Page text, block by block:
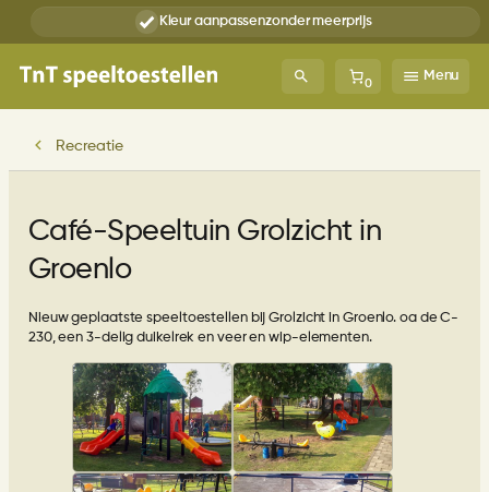
inhoud
Kleur aanpassenzonder meerprijs
0
Menu
Recreatie
Café-Speeltuin Grolzicht in
Groenlo
Nieuw geplaatste speeltoestellen bij Grolzicht in Groenlo. oa de C-
230, een 3-delig duikelrek en veer en wip-elementen.